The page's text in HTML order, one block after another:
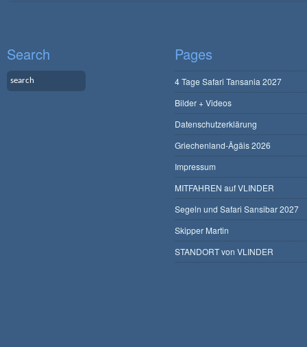
Search Pages
4 Tage Safari Tansania 2027
Bilder + Videos
Datenschutzerklärung
Griechenland-Ägäis 2026
Impressum
MITFAHREN auf VLINDER
Segeln und Safari Sansibar 2027
Skipper Martin
STANDORT von VLINDER